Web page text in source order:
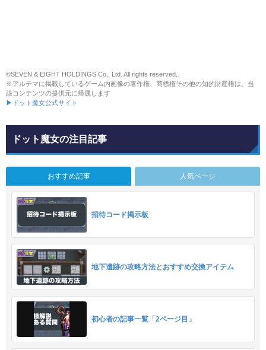
©SEVEN & EIGHT HOLDINGS Co., Ltd. All rights reserved.
※アルテマに掲載しているゲーム内画像の著作権、商標権その他の知的財産権は、当
該コンテンツの提供元に帰属します
▶ドット魔女公式サイト
ドット魔女の注目記事
おすすめ記事 人気ページ
招待コード掲示板
地下遺跡の攻略方法とおすすめ交換アイテム
初心者の記事一覧「2ページ目」